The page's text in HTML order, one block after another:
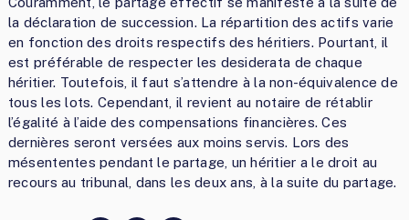
la déclaration de succession. La répartition des actifs varie
en fonction des droits respectifs des héritiers. Pourtant, il
est préférable de respecter les desiderata de chaque
héritier. Toutefois, il faut s’attendre à la non-équivalence de
tous les lots. Cependant, il revient au notaire de rétablir
l’égalité à l’aide des compensations financières. Ces
dernières seront versées aux moins servis. Lors des
mésententes pendant le partage, un héritier a le droit au
recours au tribunal, dans les deux ans, à la suite du partage.